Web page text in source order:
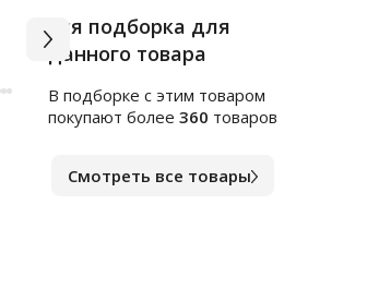
Арт.к1564553
сложения, 100 листов, С-89
Вся подборка для
данного товара
В подборке c этим товаром
покупают более 360 товаров
Смотреть все товары